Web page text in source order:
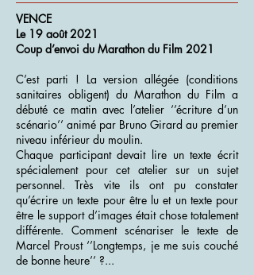
VENCE
Le 19 août 2021
Coup d’envoi du Marathon du Film 2021
C’est parti ! La version allégée (conditions
sanitaires obligent) du Marathon du Film a
débuté ce matin avec l’atelier ‘’écriture d’un
scénario’’ animé par Bruno Girard au premier
niveau inférieur du moulin.
Chaque participant devait lire un texte écrit
spécialement pour cet atelier sur un sujet
personnel. Très vite ils ont pu constater
qu’écrire un texte pour être lu et un texte pour
être le support d’images était chose totalement
différente. Comment scénariser le texte de
Marcel Proust ‘’Longtemps, je me suis couché
de bonne heure’’ ?...